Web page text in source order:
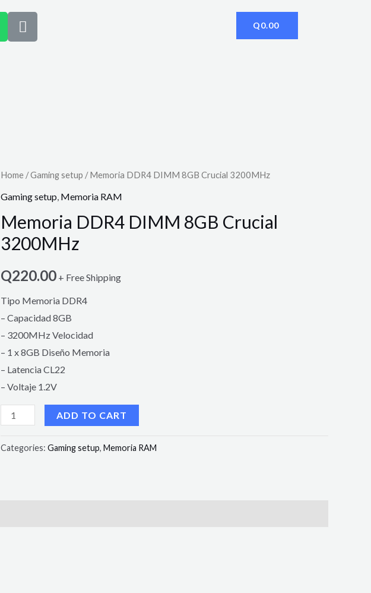
Q0.00
Home /Gaming setup / Memoria DDR4 DIMM 8GB Crucial 3200MHz
Gaming setup Memoria RAM
Memoria DDR4 DIMM 8GB Crucial
3200MHz
Q220.00 + Free Shipping
Tipo Memoria DDR4
– Capacidad 8GB
– 3200MHz Velocidad
– 1 x 8GB Diseño Memoria
– Latencia CL22
– Voltaje 1.2V
ADD TO CART
Categories: Gaming setup, Memoria RAM